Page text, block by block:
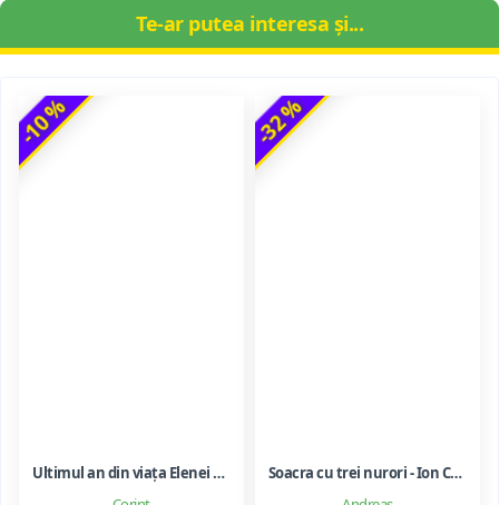
Te-ar putea interesa și...
-10 %
Ultimul an din viața Elenei Ceaușescu - LAVINIA BETEA
-32 %
Soacra cu trei nurori - Ion Creanga